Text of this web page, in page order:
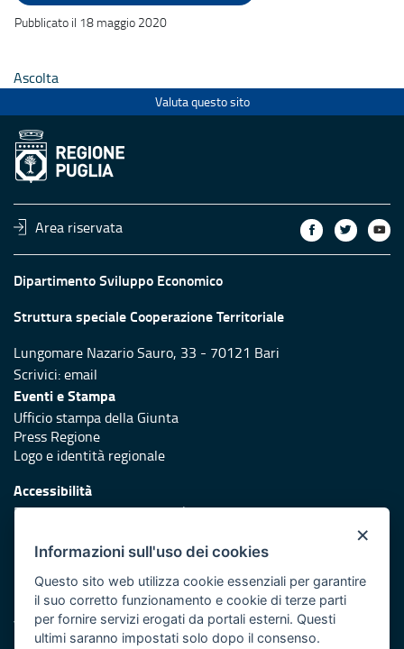
Pubblicato il 18 maggio 2020
Ascolta
Valuta questo sito
Area riservata
Dipartimento Sviluppo Economico
Struttura speciale Cooperazione Territoriale
Lungomare Nazario Sauro, 33 - 70121 Bari
Scrivici:email
Eventi e Stampa
Ufficio stampa della Giunta
Press Regione
Logo e identità regionale
Accessibilità
Dichiarazione di accessibilità
Redazione
Protezione civile
Vai al sito di Protezione Civile Puglia
×
Informazioni sull'uso dei cookies
Questo sito web utilizza cookie essenziali per garantire
il suo corretto funzionamento e cookie di terze parti
per fornire servizi erogati da portali esterni. Questi
ultimi saranno impostati solo dopo il consenso.